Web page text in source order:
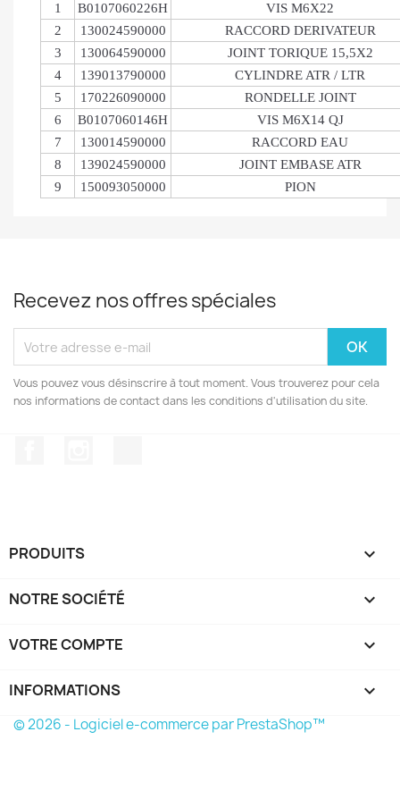
1 B0107060226H
VIS M6X22
2
130024590000
RACCORD DERIVATEUR
3
130064590000
JOINT TORIQUE 15,5X2
4
139013790000
CYLINDRE ATR / LTR
5
170226090000
RONDELLE JOINT
6
B0107060146H
VIS M6X14 QJ
7
130014590000
RACCORD EAU
8
139024590000
JOINT EMBASE ATR
9
150093050000 PION
Recevez nos offres spéciales
Vous pouvez vous désinscrire à tout moment. Vous trouverez pour cela
nos informations de contact dans les conditions d'utilisation du site.
PRODUITS 
NOTRE SOCIÉTÉ 
VOTRE COMPTE 
INFORMATIONS keyboard_arrow_down
© 2026 - Logiciel e-commerce par PrestaShop™